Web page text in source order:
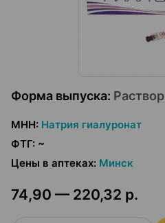
Форма выпуска: Раствор
МНН: Натрия гиалуронат
ФТГ: ~
Цены в аптеках: Минск
74,90 — 220,32 р.